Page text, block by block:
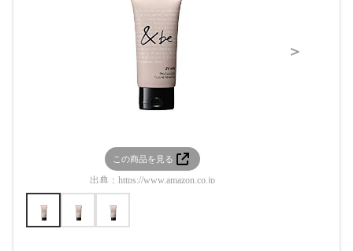
この商品を見る
出典： https://www.amazon.co.jp
＞